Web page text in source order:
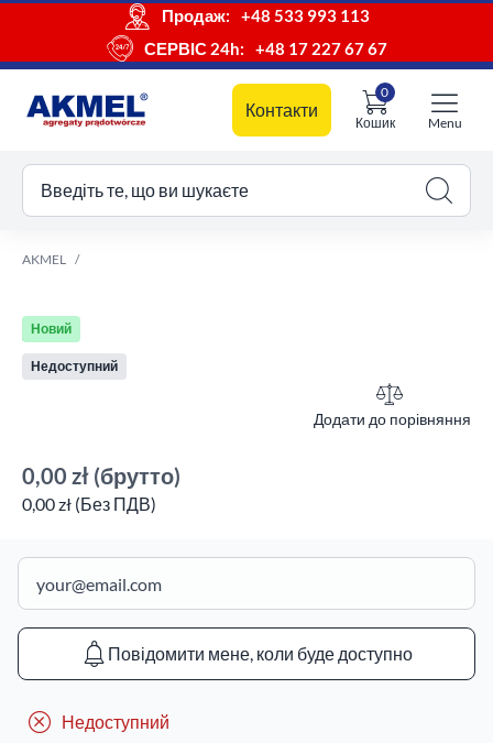
Продаж:
+48 533 993 113
СЕРВІС 24h:
+48 17 227 67 67
Контакти
Кошик
0
кошик
Menu
Введіть те, що ви шукаєте
AKMEL
Новий
Недоступний
Додати до порівняння
0,00 zł (брутто)
0,00 zł (Без ПДВ)
Повідомити мене, коли буде доступно
Недоступний